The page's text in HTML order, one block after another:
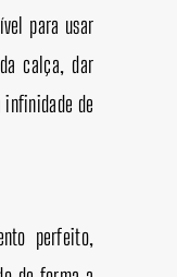
para usar
calça, dar
de
perfeito,